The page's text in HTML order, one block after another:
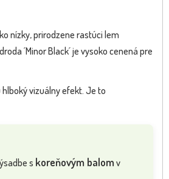
€
Dostupnosť:
s DPH
nízky, prirodzene rastúci lem
´Minor Black´ je vysoko cenená pre
vizuálny efekt. Je to
s koreňovým balom v